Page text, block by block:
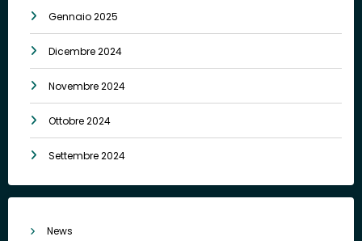
Gennaio 2025
Dicembre 2024
Novembre 2024
Ottobre 2024
Settembre 2024
News